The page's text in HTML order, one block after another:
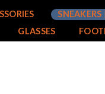
SNEAKERS
GLASSES